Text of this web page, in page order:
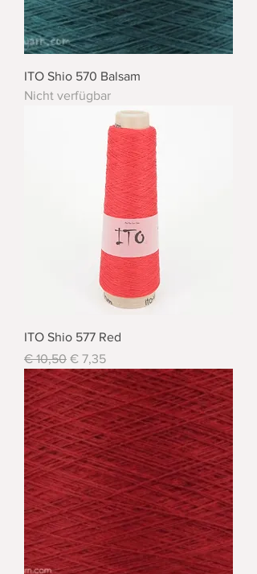
ITO Shio 570 Balsam
Nicht verfügbar
ITO Shio 577 Red
Standardpreis
€ 10,50 Sale-Preis
€ 7,35